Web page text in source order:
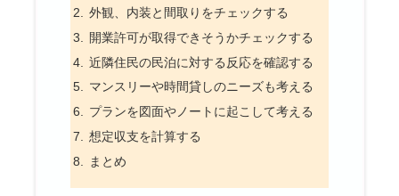
外観、内装と間取りをチェックする
開業許可が取得できそうかチェックする
近隣住民の民泊に対する反応を確認する
マンスリーや時間貸しのニーズも考える
プランを図面やノートに起こして考える
想定収支を計算する
まとめ